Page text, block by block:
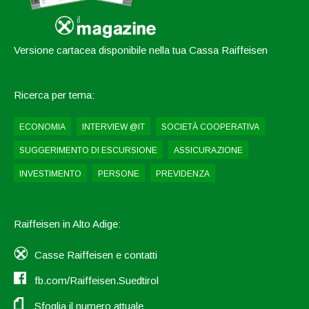
Versione cartacea disponibile nella tua Cassa Raiffeisen
Ricerca per tema:
ECONOMIA INTERVIEW @IT SOCIETÀ COOPERATIVA
SUGGERIMENTO DI ESCURSIONE ASSICURAZIONE
INVESTIMENTO PERSONE PREVIDENZA
Raiffeisen in Alto Adige:
Casse Raiffeisen e contatti
fb.com/Raiffeisen.Suedtirol
Sfoglia il numero attuale